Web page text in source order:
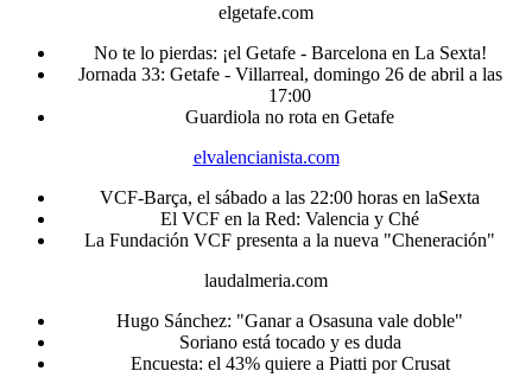
elgetafe.com
No te lo pierdas: ¡el Getafe - Barcelona en La Sexta!
Jornada 33: Getafe - Villarreal, domingo 26 de abril a las
17:00
Guardiola no rota en Getafe
elvalencianista.com
VCF-Barça, el sábado a las 22:00 horas en laSexta
El VCF en la Red: Valencia y Ché
La Fundación VCF presenta a la nueva "Cheneración"
laudalmeria.com
Hugo Sánchez: "Ganar a Osasuna vale doble"
Soriano está tocado y es duda
Encuesta: el 43% quiere a Piatti por Crusat